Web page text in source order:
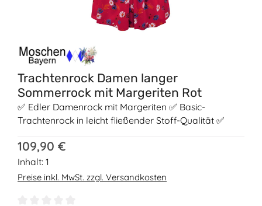
Trachtenrock Damen langer
Sommerrock mit Margeriten Rot
✅ Edler Damenrock mit Margeriten ✅ Basic-
Trachtenrock in leicht fließender Stoff-Qualität ✅
Regulärer Preis:
109,90 €
Inhalt: 1
Preise inkl. MwSt. zzgl. Versandkosten